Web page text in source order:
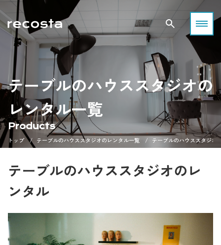
テーブルのハウススタジオの
レンタル一覧
Products
トップ テーブルのハウススタジオのレンタル一覧 テーブルのハウススタジオ
テーブルのハウススタジオのレ
ンタル